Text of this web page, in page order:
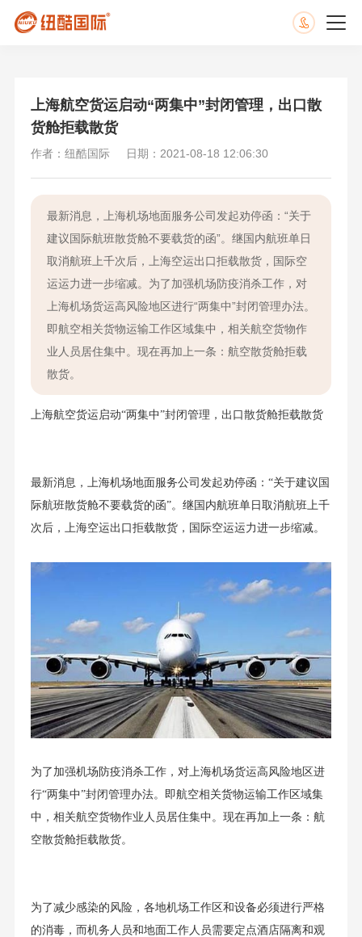
上海航空货运启动“两集中”封闭管理，出口散
货舱拒载散货
作者：纽酷国际 日期：2021-08-18 12:06:30
最新消息，上海机场地面服务公司发起劝停函：“关于
建议国际航班散货舱不要载货的函”。继国内航班单日
取消航班上千次后，上海空运出口拒载散货，国际空
运运力进一步缩减。为了加强机场防疫消杀工作，对
上海机场货运高风险地区进行“两集中”封闭管理办法。
即航空相关货物运输工作区域集中，相关航空货物作
业人员居住集中。现在再加上一条：航空散货舱拒载
散货。
上海航空货运启动“两集中”封闭管理，出口散货舱拒载散货
最新消息，上海机场地面服务公司发起劝停函：“关于建议国
际航班散货舱不要载货的函”。继国内航班单日取消航班上千
次后，上海空运出口拒载散货，国际空运运力进一步缩减。
为了加强机场防疫消杀工作，对上海机场货运高风险地区进
行“两集中”封闭管理办法。即航空相关货物运输工作区域集
中，相关航空货物作业人员居住集中。现在再加上一条：航
空散货舱拒载散货。
为了减少感染的风险，各地机场工作区和设备必须进行严格
的消毒，而机务人员和地面工作人员需要定点酒店隔离和观